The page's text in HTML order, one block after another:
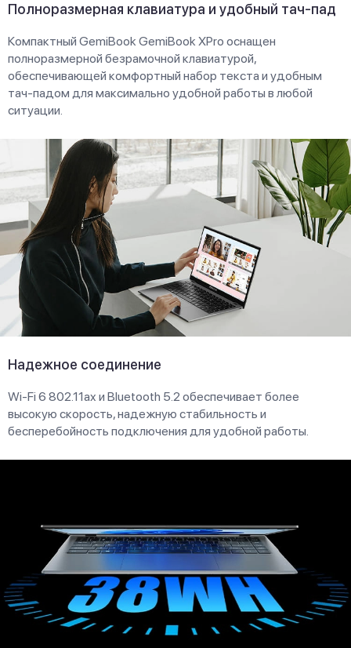
Полноразмерная клавиатура и удобный тач-пад
Компактный GemiBook GemiBook XPro оснащен
полноразмерной безрамочной клавиатурой,
обеспечивающей комфортный набор текста и удобным
тач-падом для максимально удобной работы в любой
ситуации.
Надежное соединение
Wi-Fi 6 802.11ax и Bluetooth 5.2 обеспечивает более
высокую скорость, надежную стабильность и
бесперебойность подключения для удобной работы.